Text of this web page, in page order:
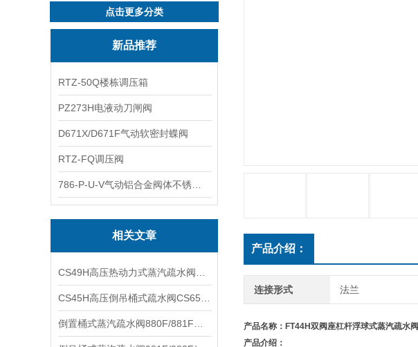
点击更多分类
新品推荐
RTZ-50Q楼栋调压箱
PZ273H电液动刀闸阀
D671X/D671F气动软密封蝶阀
RTZ-FQ调压阀
相关文章
产品介绍：
连接形式 法兰
产品名称：FT44H双阀座杠杆浮球式蒸汽疏水阀
产品介绍：